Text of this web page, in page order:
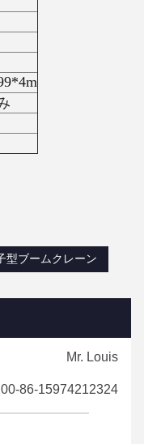
型ブームクレーン
Mr. Louis
00-86-15974212324